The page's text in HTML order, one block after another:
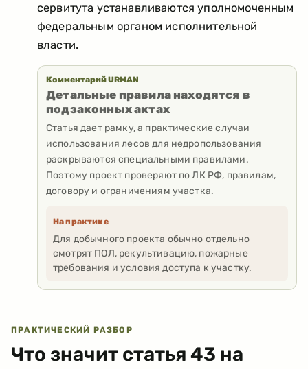
сервитута устанавливаются уполномоченным
федеральным органом исполнительной
власти.
Комментарий URMAN
Детальные правила находятся в
подзаконных актах
Статья дает рамку, а практические случаи
использования лесов для недропользования
раскрываются специальными правилами.
Поэтому проект проверяют по ЛК РФ, правилам,
договору и ограничениям участка.
На практике
Для добычного проекта обычно отдельно
смотрят ПОЛ, рекультивацию, пожарные
требования и условия доступа к участку.
ПРАКТИЧЕСКИЙ РАЗБОР
Что значит статья 43 на